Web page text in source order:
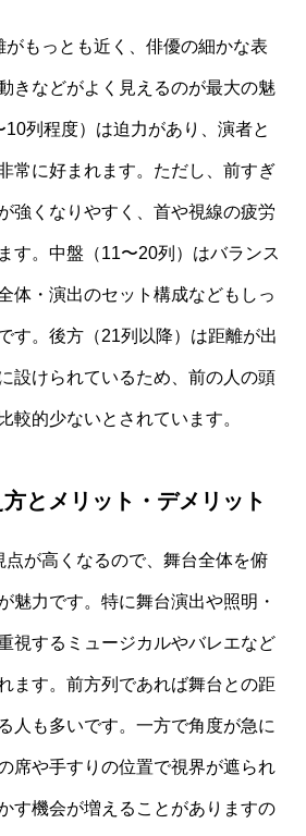
もっとも近く、俳優の細かな表
きなどがよく見えるのが最大の魅
列程度）は迫力があり、演者と
常に好まれます。ただし、前すぎ
強くなりやすく、首や視線の疲労
す。中盤（11〜20列）はバランス
体・演出のセット構成などもしっ
す。後方（21列以降）は距離が出
設けられているため、前の人の頭
較的少ないとされています。
とメリット・デメリット
点が高くなるので、舞台全体を俯
魅力です。特に舞台演出や照明・
視するミュージカルやバレエなど
ます。前方列であれば舞台との距
人も多いです。一方で角度が急に
席や手すりの位置で視界が遮られ
す機会が増えることがありますの